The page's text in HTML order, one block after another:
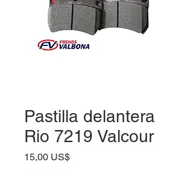
Pastilla delantera
Rio 7219 Valcour
15,00 US$Precio